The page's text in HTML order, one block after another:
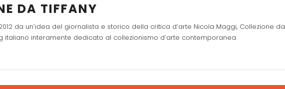
DA TIFFANY
da un’idea del giornalista e storico della critica d’arte Nicola Maggi, Collezione da
italiano interamente dedicato al collezionismo d’arte contemporanea.